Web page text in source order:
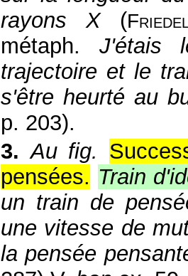
rayons X(
métaph.
J'étais
trajectoire et le
s'être heurté au
p. 203).
3. Au fig.
pensées. Train
un train de
une vitesse de
la pensée